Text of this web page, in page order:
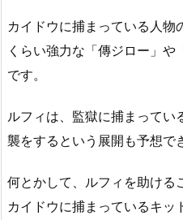
カイドウに捕まっている人物
くらい強力な「傳ジロー」
です。
ルフィは、監獄に捕まってい
襲をするという展開も予想で
何とかして、ルフィを助ける
カイドウに捕まっているキッ